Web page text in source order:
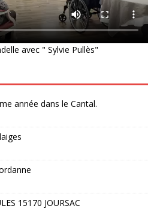
avec " Sylvie Pullès"
année dans le Cantal.
15170 JOURSAC